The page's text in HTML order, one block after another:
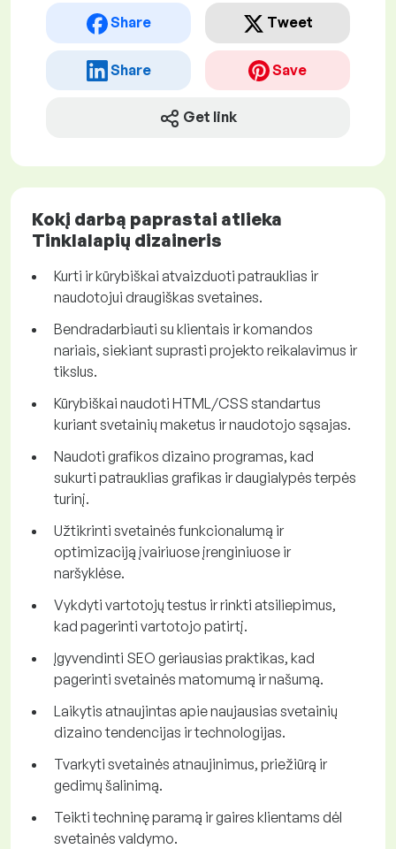
Share Tweet
Share Save
Get link
Kokį darbą paprastai atlieka
Tinklalapių dizaineris
Kurti ir kūrybiškai atvaizduoti patrauklias ir
naudotojui draugiškas svetaines.
Bendradarbiauti su klientais ir komandos
nariais, siekiant suprasti projekto reikalavimus ir
tikslus.
Kūrybiškai naudoti HTML/CSS standartus
kuriant svetainių maketus ir naudotojo sąsajas.
Naudoti grafikos dizaino programas, kad
sukurti patrauklias grafikas ir daugialypės terpės
turinį.
Užtikrinti svetainės funkcionalumą ir
optimizaciją įvairiuose įrenginiuose ir
naršyklėse.
Vykdyti vartotojų testus ir rinkti atsiliepimus,
kad pagerinti vartotojo patirtį.
Įgyvendinti SEO geriausias praktikas, kad
pagerinti svetainės matomumą ir našumą.
Laikytis atnaujintas apie naujausias svetainių
dizaino tendencijas ir technologijas.
Tvarkyti svetainės atnaujinimus, priežiūrą ir
gedimų šalinimą.
Teikti techninę paramą ir gaires klientams dėl
svetainės valdymo.